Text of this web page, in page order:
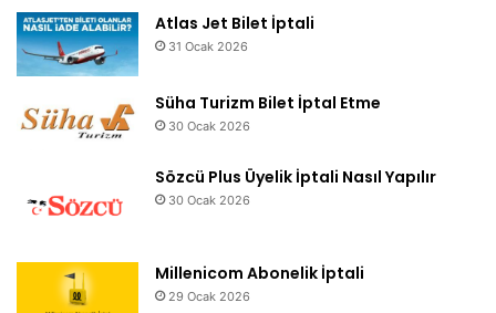
Atlas Jet Bilet İptali
31 Ocak 2026
Süha Turizm Bilet İptal Etme
30 Ocak 2026
Sözcü Plus Üyelik İptali Nasıl Yapılır
30 Ocak 2026
Millenicom Abonelik İptali
29 Ocak 2026